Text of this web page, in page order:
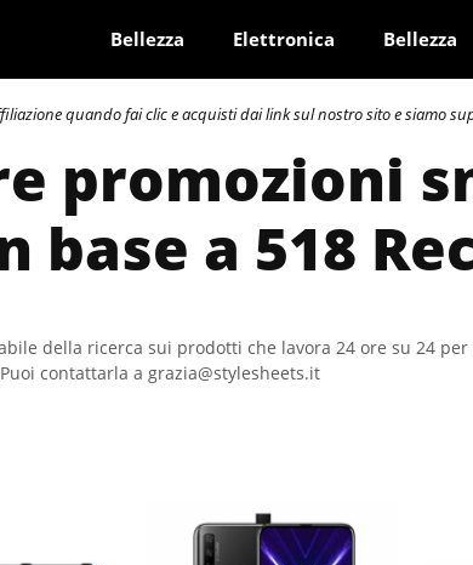
Bellezza Elettronica Bellezza
quando fai clic e acquisti dai link sul nostro sito e siamo
promozioni
base a 518
della ricerca sui prodotti che lavora 24 ore su 24
contattarla a grazia@stylesheets.it